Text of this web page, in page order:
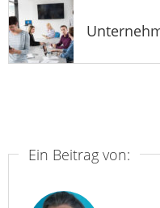
Ein Beitrag von: